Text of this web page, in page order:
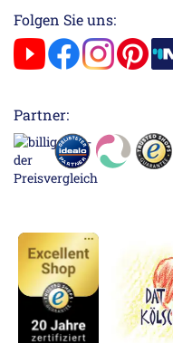
Folgen Sie uns:
Partner: